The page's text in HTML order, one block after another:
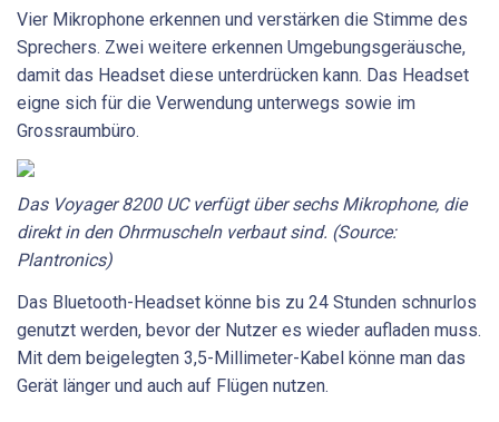
Vier Mikrophone erkennen und verstärken die Stimme des
Sprechers. Zwei weitere erkennen Umgebungsgeräusche,
damit das Headset diese unterdrücken kann. Das Headset
eigne sich für die Verwendung unterwegs sowie im
Grossraumbüro.
Das Voyager 8200 UC verfügt über sechs Mikrophone, die
direkt in den Ohrmuscheln verbaut sind. (Source:
Plantronics)
Das Bluetooth-Headset könne bis zu 24 Stunden schnurlos
genutzt werden, bevor der Nutzer es wieder aufladen muss.
Mit dem beigelegten 3,5-Millimeter-Kabel könne man das
Gerät länger und auch auf Flügen nutzen.